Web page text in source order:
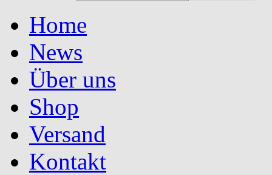
Home
News
Über uns
Shop
Versand
Kontakt